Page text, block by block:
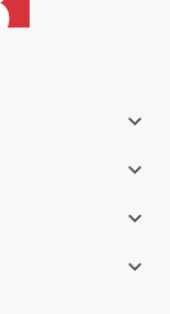



